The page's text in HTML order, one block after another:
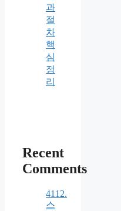
과
절
차
핵
심
정
리
Recent
Comments
4112.
스